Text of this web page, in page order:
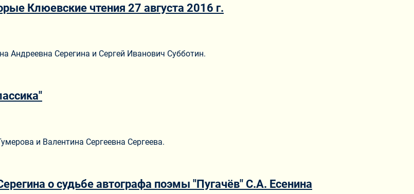
Клюевские чтения 27 августа 2016 г.
Андреевна Серегина и Сергей Иванович Субботин.
и Валентина Сергеевна Сергеева.
о судьбе автографа поэмы "Пугачёв" С.А. Есенина